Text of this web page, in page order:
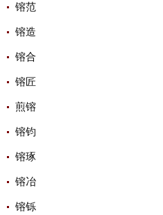
镕范
镕造
镕合
镕匠
煎镕
镕钧
镕琢
镕冶
镕铄